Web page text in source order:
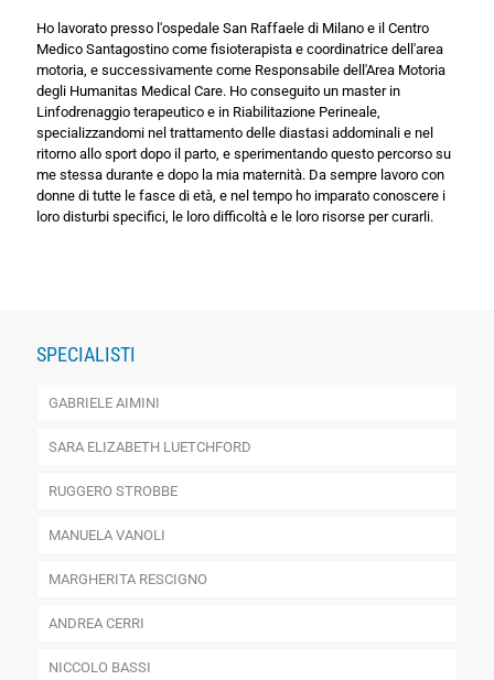
Ho lavorato presso l'ospedale San Raffaele di Milano e il Centro
Medico Santagostino come fisioterapista e coordinatrice dell'area
motoria, e successivamente come Responsabile dell'Area Motoria
degli Humanitas Medical Care. Ho conseguito un master in
Linfodrenaggio terapeutico e in Riabilitazione Perineale,
specializzandomi nel trattamento delle diastasi addominali e nel
ritorno allo sport dopo il parto, e sperimentando questo percorso su
me stessa durante e dopo la mia maternità. Da sempre lavoro con
donne di tutte le fasce di età, e nel tempo ho imparato conoscere i
loro disturbi specifici, le loro difficoltà e le loro risorse per curarli.
SPECIALISTI
GABRIELE AIMINI
SARA ELIZABETH LUETCHFORD
RUGGERO STROBBE
MANUELA VANOLI
MARGHERITA RESCIGNO
ANDREA CERRI
NICCOLO BASSI